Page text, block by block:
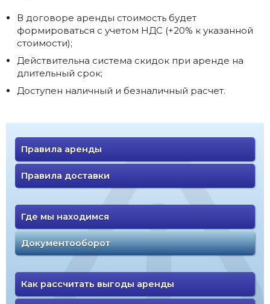
В договоре аренды стоимость будет
формироваться с учетом НДС (+20% к указанной
стоимости);
Действительна система скидок при аренде на
длительный срок;
Доступен наличный и безналичный расчет.
Правила аренды
Правила доставки
Где мы находимся
Документооборот
Как рассчитать выгоды аренды